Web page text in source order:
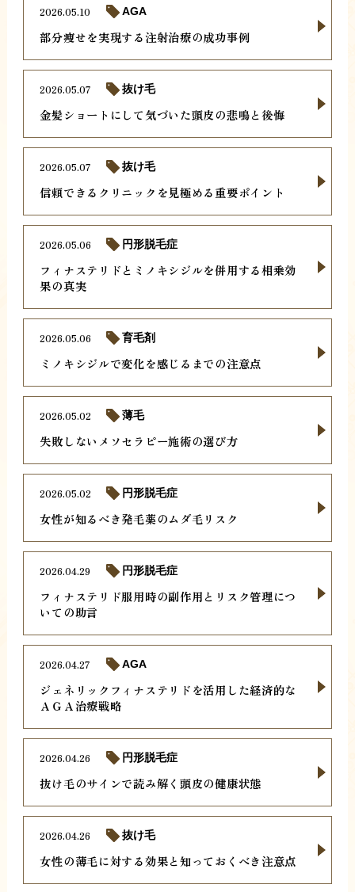
部分痩せを実現する注射治療の成功事例
2026.05.10 AGA
金髪ショートにして気づいた頭皮の悲鳴と後悔
2026.05.07 抜け毛
信頼できるクリニックを見極める重要ポイント
2026.05.07 抜け毛
フィナステリドとミノキシジルを併用する相乗効
果の真実
2026.05.06 円形脱毛症
ミノキシジルで変化を感じるまでの注意点
2026.05.06 育毛剤
失敗しないメソセラピー施術の選び方
2026.05.02 薄毛
女性が知るべき発毛薬のムダ毛リスク
2026.05.02 円形脱毛症
フィナステリド服用時の副作用とリスク管理につ
いての助言
2026.04.29 円形脱毛症
ジェネリックフィナステリドを活用した経済的な
ＡＧＡ治療戦略
2026.04.27 AGA
抜け毛のサインで読み解く頭皮の健康状態
2026.04.26 円形脱毛症
女性の薄毛に対する効果と知っておくべき注意点
2026.04.26 抜け毛